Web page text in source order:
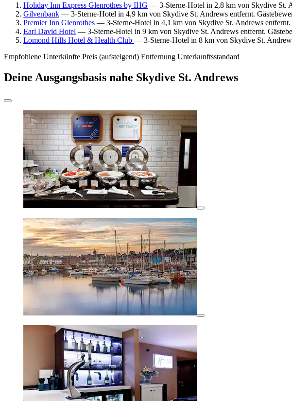
Holiday Inn Express Glenrothes by IHG — 3-Sterne-Hotel in 2,8 km von Skydive St.
Gilvenbank — 3-Sterne-Hotel in 4,9 km von Skydive St. Andrews entfernt.
Premier Inn Glenrothes — 3-Sterne-Hotel in 4,1 km von Skydive St. Andrews
Earl David Hotel — 3-Sterne-Hotel in 9 km von Skydive St. Andrews entfernt.
Lomond Hills Hotel & Health Club — 3-Sterne-Hotel in 8 km von Skydive St.
Empfohlene Unterkünfte Preis (aufsteigend) Entfernung Unterkunftsstandard
Deine Ausgangsbasis nahe Skydive St. Andrews